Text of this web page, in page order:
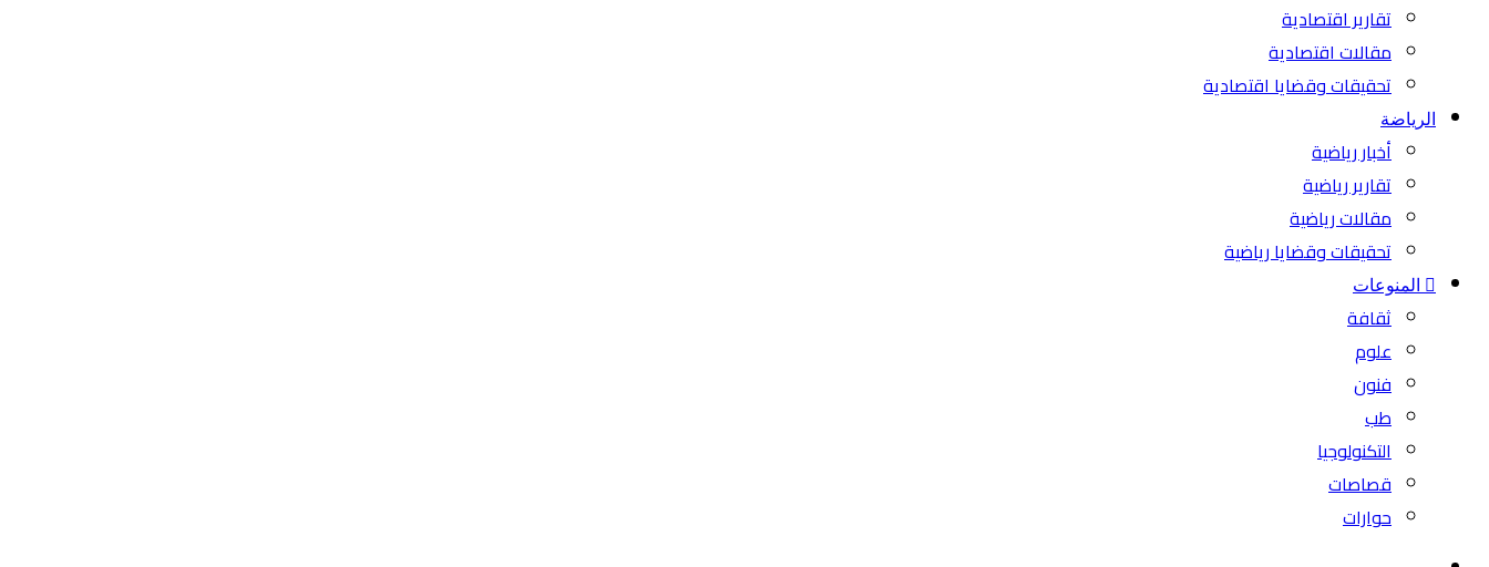
تقارير اقتصادية
مقالات اقتصادية
تحقيقات وقضايا اقتصادية
الرياضة
أخبار رياضية
تقارير رياضية
مقالات رياضية
تحقيقات وقضايا رياضية
المنوعات
ثقافة
علوم
فنون
طب
التكنولوجيا
قصاصات
حوارات